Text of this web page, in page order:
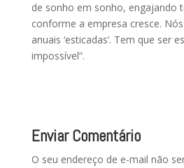
de sonho em sonho, engajando
conforme a empresa cresce.
anuais ‘esticadas’. Tem que ser
impossível”.
Enviar Comentário
O seu endereço de e-mail não